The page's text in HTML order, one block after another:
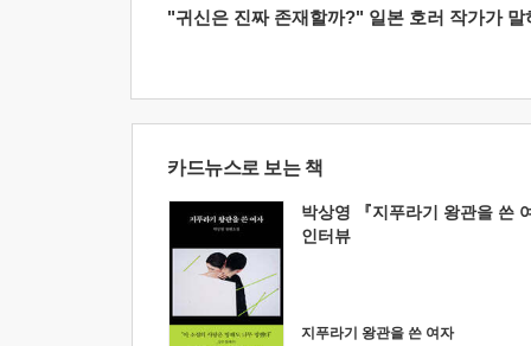
"귀신은 진짜 존재할까?" 일본 호러 작가가
카드뉴스로 보는 책
박상영 『지푸라기 왕관을 쓴
인터뷰
지푸라기 왕관을 쓴 여자